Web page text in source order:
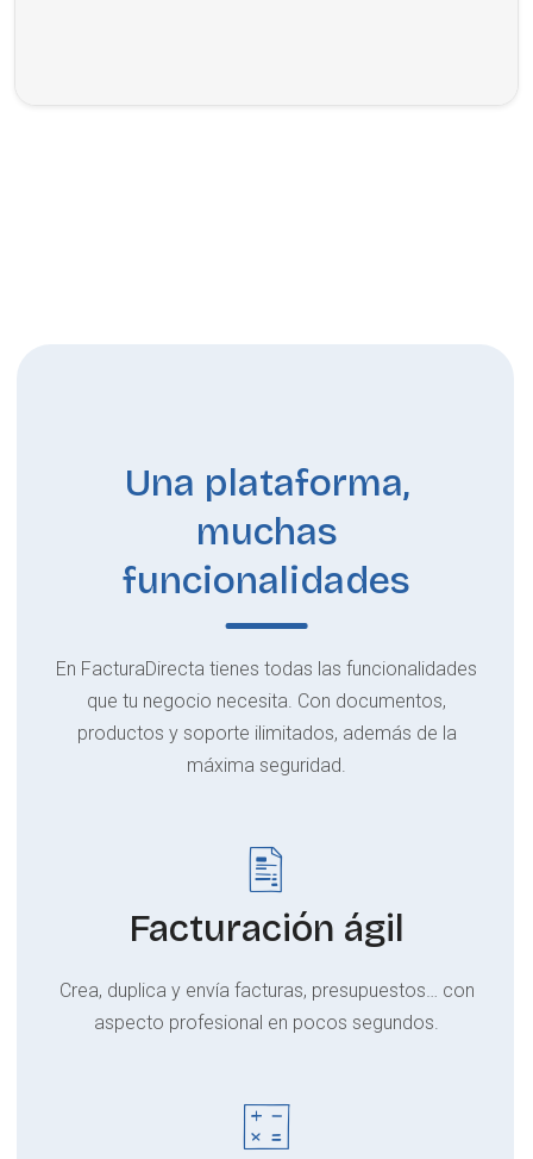
Una plataforma,
muchas
funcionalidades
En FacturaDirecta tienes todas las funcionalidades
que tu negocio necesita. Con documentos,
productos y soporte ilimitados, además de la
máxima seguridad.
Facturación ágil
Crea, duplica y envía facturas, presupuestos… con
aspecto profesional en pocos segundos.